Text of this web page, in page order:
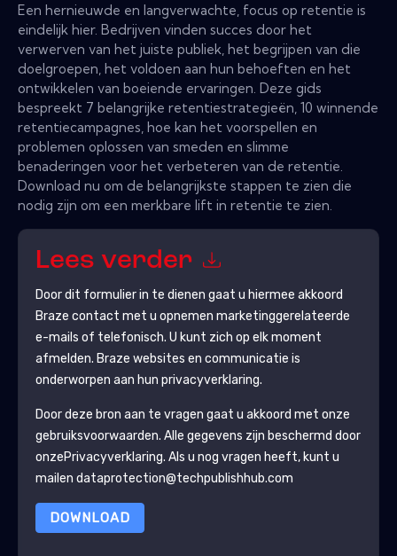
Een hernieuwde en langverwachte, focus op retentie is
eindelijk hier. Bedrijven vinden succes door het
verwerven van het juiste publiek, het begrijpen van die
doelgroepen, het voldoen aan hun behoeften en het
ontwikkelen van boeiende ervaringen. Deze gids
bespreekt 7 belangrijke retentiestrategieën, 10 winnende
retentiecampagnes, hoe kan het voorspellen en
problemen oplossen van smeden en slimme
benaderingen voor het verbeteren van de retentie.
Download nu om de belangrijkste stappen te zien die
nodig zijn om een ​​merkbare lift in retentie te zien.
Lees verder
Door dit formulier in te dienen gaat u hiermee akkoord
Braze contact met u opnemen marketinggerelateerde
e-mails of telefonisch. U kunt zich op elk moment
afmelden. Braze websites en communicatie is
onderworpen aan hun privacyverklaring.
Door deze bron aan te vragen gaat u akkoord met onze
gebruiksvoorwaarden. Alle gegevens zijn beschermd door
onzePrivacyverklaring. Als u nog vragen heeft, kunt u
mailen dataprotection@techpublishhub.com
DOWNLOAD